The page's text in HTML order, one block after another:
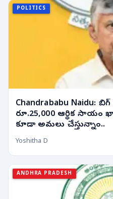
POLITICS
Chandrababu Naidu:
రూ.25,000 ఆర్థిక సాయం
కూడా అమలు చేస్తున్నాం..
Yoshitha D
ANDHRA PRADESH